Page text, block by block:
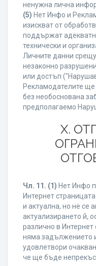
ненужна лична
(5) Нет Инфо и
изискват от
поддържат
технически и
Личните данни
незаконно
или достъп
Рекламодателите
без необоснована
предполагаемо
X.
Чл. 11. (1) Нет Инфо
Интернет
и актуална, но не се
актуализирането й,
различно в
няма задължението
удовлетвори
че ще бъде